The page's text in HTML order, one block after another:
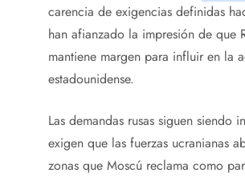
carencia de exigencias definidas
han afianzado la impresión de que
mantiene margen para influir en la
estadounidense.
Las demandas rusas siguen siendo
exigen que las fuerzas ucranianas
zonas que Moscú reclama como